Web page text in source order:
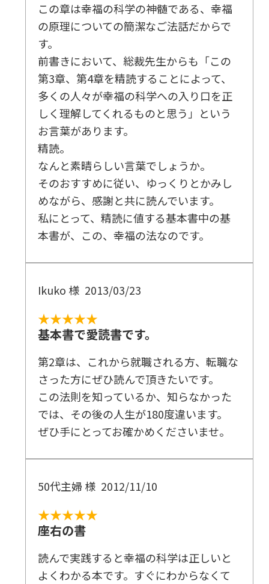
この章は幸福の科学の神髄である、幸福
の原理についての簡潔なご法話だからで
す。
前書きにおいて、総裁先生からも「この
第3章、第4章を精読することによって、
多くの人々が幸福の科学への入り口を正
しく理解してくれるものと思う」という
お言葉があります。
精読。
なんと素晴らしい言葉でしょうか。
そのおすすめに従い、ゆっくりとかみし
めながら、感謝と共に読んでいます。
私にとって、精読に値する基本書中の基
本書が、この、幸福の法なのです。
Ikuko 様 2013/03/23
★★★★★
基本書で愛読書です。
第2章は、これから就職される方、転職な
さった方にぜひ読んで頂きたいです。
この法則を知っているか、知らなかった
では、その後の人生が180度違います。
ぜひ手にとってお確かめくださいませ。
50代主婦 様 2012/11/10
★★★★★
座右の書
読んで実践すると幸福の科学は正しいと
よくわかる本です。すぐにわからなくて